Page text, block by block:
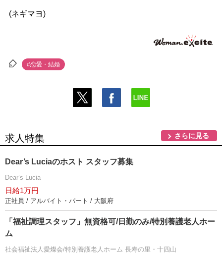
(ネギマヨ)
#恋愛・結婚
求人特集 さらに見る
Dear’s Luciaのホスト スタッフ募集
Dear’s Lucia
日給1万円
正社員 / アルバイト・パート / 大阪府
「福祉調理スタッフ」無資格可/日勤のみ/特別養護老人ホー
ム
社会福祉法人愛燦会/特別養護老人ホーム 長寿の里・十四山